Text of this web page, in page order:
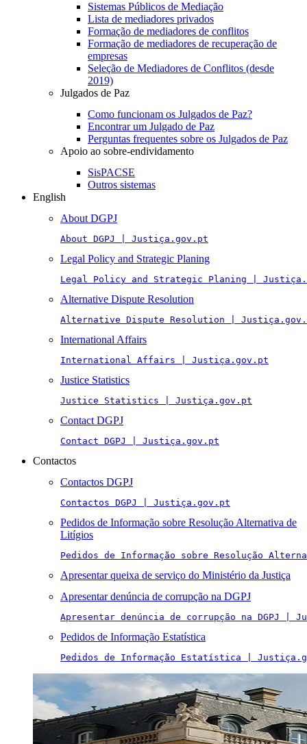
Sistemas Públicos de Mediação
Lista de mediadores privados
Formação de mediadores de conflitos
Formação de mediadores de recuperação de
empresas
Seleção de Mediadores de Conflitos (desde
2019)
Julgados de Paz
Como funcionam os Julgados de Paz?
Encontrar um Julgado de Paz
Perguntas frequentes sobre os Julgados de Paz
Apoio ao sobre-endividamento
SisPACSE
Outros sistemas
English
About DGPJ
About DGPJ | Justiça.gov.pt
Legal Policy and Strategic Planing
Legal Policy and Strategic Planing |
Alternative Dispute Resolution
Alternative Dispute Resolution |
International Affairs
International Affairs | Justiça.gov.pt
Justice Statistics
Justice Statistics | Justiça.gov.pt
Contact DGPJ
Contact DGPJ | Justiça.gov.pt
Contactos
Contactos DGPJ
Contactos DGPJ | Justiça.gov.pt
Pedidos de Informação sobre Resolução Alternativa de
Litígios
Pedidos de Informação sobre Resolução
Apresentar queixa de serviço do Ministério da Justiça
Apresentar denúncia de corrupção na DGPJ
Apresentar denúncia de corrupção na DGPJ |
Pedidos de Informação Estatística
Pedidos de Informação Estatística |